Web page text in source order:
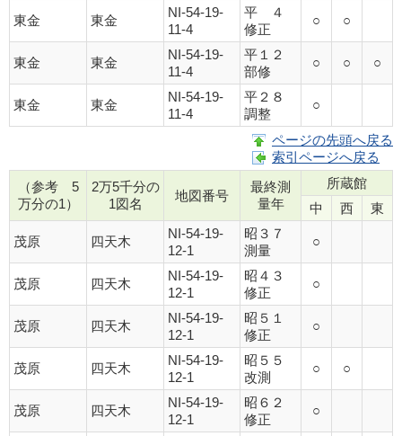
東金 東金
NI-54-19-
11-4
平 ４
修正
○ ○
東金 東金
NI-54-19-
11-4
平１２
部修
○ ○ ○
東金 東金
NI-54-19-
11-4
平２８
調整
○
ページの先頭へ戻る
索引ページへ戻る
（参考 5
万分の1）
2万5千分の
1図名
地図番号
最終測
量年
所蔵館
中
西 東
茂原 四天木
NI-54-19-
12-1
昭３７
測量
○
茂原 四天木
NI-54-19-
12-1
昭４３
修正
○
茂原 四天木
NI-54-19-
12-1
昭５１
修正
○
茂原 四天木
NI-54-19-
12-1
昭５５
改測
○ ○
茂原 四天木
NI-54-19-
12-1
昭６２
修正
○